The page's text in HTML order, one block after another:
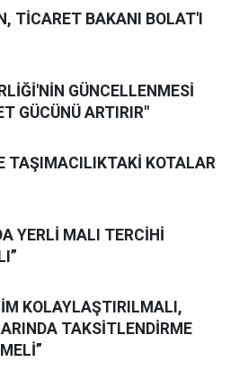
TİCARET BAKANI BOLAT'I
GÜNCELLENMESİ
GÜCÜNÜ ARTIRIR"
TAŞIMACILIKTAKİ KOTALAR
YERLİ MALI TERCİHİ
KOLAYLAŞTIRILMALI,
TAKSİTLENDİRME